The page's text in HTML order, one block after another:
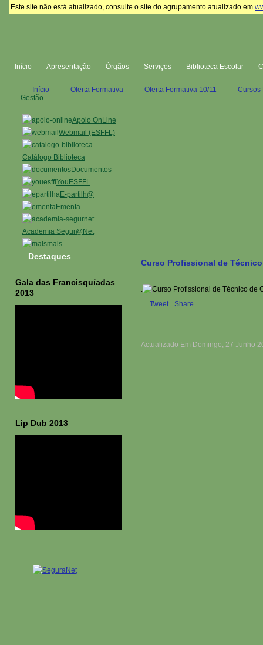
Este site não está atualizado, consulte o site do agrupamento atualizado em
Início Apresentação Órgãos Serviços Biblioteca Escolar
Apoio OnLine
Webmail (ESFFL)
Catálogo Biblioteca
Documentos
YouESFFL
E-partilh@
Ementa
Academia Segur@Net
mais
Início Oferta Formativa Oferta Formativa 10/11
Cursos
Gestão
Curso Profissional de
.
Tweet
Share
Actualizado Em Domingo, 27 Junho
Destaques
Gala das Francisquíadas
2013
Lip Dub 2013